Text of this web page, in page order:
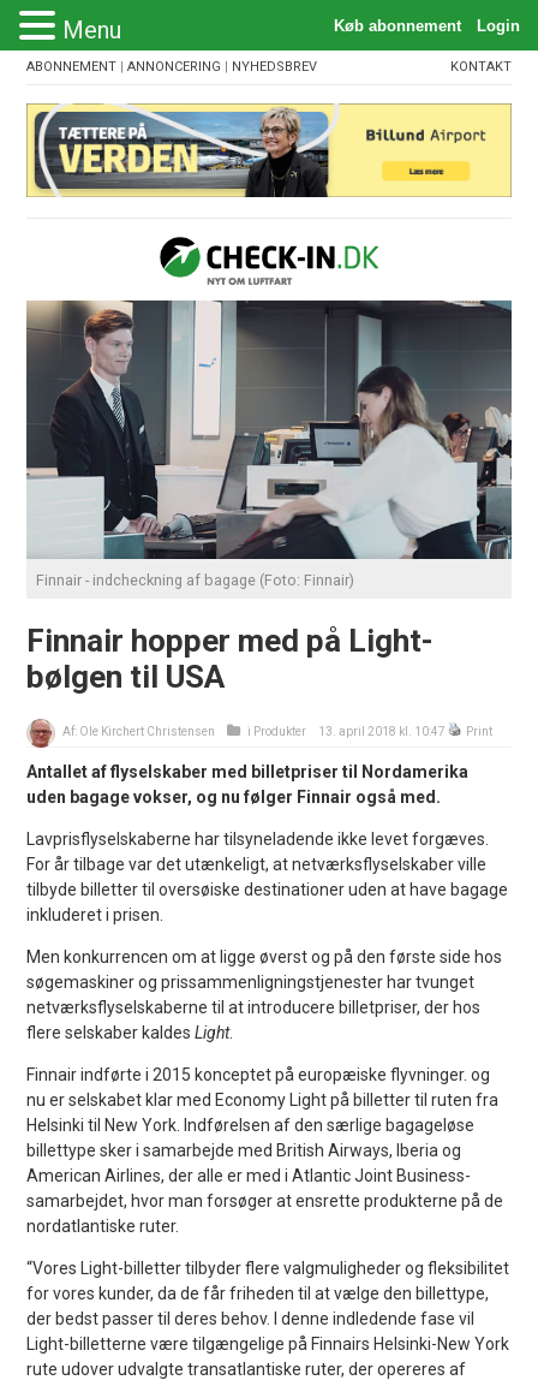
ABONNEMENT |ANNONCERING | NYHEDSBREV KONTAKT
Finnair - indcheckning af bagage (Foto: Finnair)
Finnair hopper med på Light-
bølgen til USA
Af: Ole Kirchert Christensen i Produkter 13. april 2018 kl. 10:47 Print
Antallet af flyselskaber med billetpriser til Nordamerika
uden bagage vokser, og nu følger Finnair også med.
Lavprisflyselskaberne har tilsyneladende ikke levet forgæves.
For år tilbage var det utænkeligt, at netværksflyselskaber ville
tilbyde billetter til oversøiske destinationer uden at have bagage
inkluderet i prisen.
Men konkurrencen om at ligge øverst og på den første side hos
søgemaskiner og prissammenligningstjenester har tvunget
netværksflyselskaberne til at introducere billetpriser, der hos
flere selskaber kaldesLight.
Finnair indførte i 2015 konceptet på europæiske flyvninger. og
nu er selskabet klar med Economy Light på billetter til ruten fra
Helsinki til New York. Indførelsen af den særlige bagageløse
billettype sker i samarbejde med British Airways, Iberia og
American Airlines, der alle er med i Atlantic Joint Business-
samarbejdet, hvor man forsøger at ensrette produkterne på de
nordatlantiske ruter.
“Vores Light-billetter tilbyder flere valgmuligheder og fleksibilitet
for vores kunder, da de får friheden til at vælge den billettype,
der bedst passer til deres behov. I denne indledende fase vil
Light-billetterne være tilgængelige på Finnairs Helsinki-New York
rute udover udvalgte transatlantiske ruter, der opereres af
Menu